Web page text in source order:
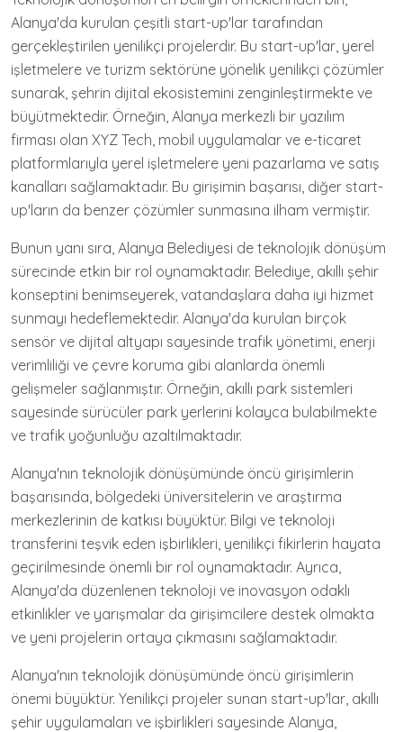
Alanya'da kurulan çeşitli start-up'lar tarafından
gerçekleştirilen yenilikçi projelerdir. Bu start-up'lar, yerel
işletmelere ve turizm sektörüne yönelik yenilikçi çözümler
sunarak, şehrin dijital ekosistemini zenginleştirmekte ve
büyütmektedir. Örneğin, Alanya merkezli bir yazılım
firması olan XYZ Tech, mobil uygulamalar ve e-ticaret
platformlarıyla yerel işletmelere yeni pazarlama ve satış
kanalları sağlamaktadır. Bu girişimin başarısı, diğer start-
up'ların da benzer çözümler sunmasına ilham vermiştir.
Bunun yanı sıra, Alanya Belediyesi de teknolojik dönüşüm
sürecinde etkin bir rol oynamaktadır. Belediye, akıllı şehir
konseptini benimseyerek, vatandaşlara daha iyi hizmet
sunmayı hedeflemektedir. Alanya'da kurulan birçok
sensör ve dijital altyapı sayesinde trafik yönetimi, enerji
verimliliği ve çevre koruma gibi alanlarda önemli
gelişmeler sağlanmıştır. Örneğin, akıllı park sistemleri
sayesinde sürücüler park yerlerini kolayca bulabilmekte
ve trafik yoğunluğu azaltılmaktadır.
Alanya'nın teknolojik dönüşümünde öncü girişimlerin
başarısında, bölgedeki üniversitelerin ve araştırma
merkezlerinin de katkısı büyüktür. Bilgi ve teknoloji
transferini teşvik eden işbirlikleri, yenilikçi fikirlerin hayata
geçirilmesinde önemli bir rol oynamaktadır. Ayrıca,
Alanya'da düzenlenen teknoloji ve inovasyon odaklı
etkinlikler ve yarışmalar da girişimcilere destek olmakta
ve yeni projelerin ortaya çıkmasını sağlamaktadır.
Alanya'nın teknolojik dönüşümünde öncü girişimlerin
önemi büyüktür. Yenilikçi projeler sunan start-up'lar, akıllı
şehir uygulamaları ve işbirlikleri sayesinde Alanya,